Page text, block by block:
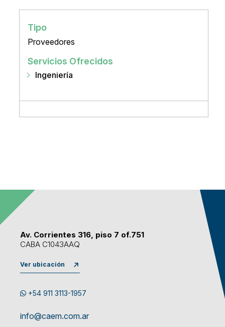
Tipo
Proveedores
Servicios Ofrecidos
Ingeniería
Av. Corrientes 316, piso 7 of.751
CABA C1043AAQ
Ver ubicación
+54 911 3113-1957
info@caem.com.ar